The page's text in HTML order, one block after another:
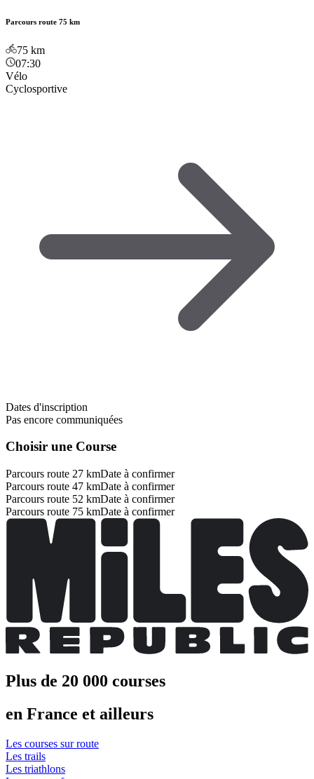
Parcours route 75 km
75 km
07:30
Vélo
Cyclosportive
Dates d'inscription
Pas encore communiquées
Choisir une Course
Parcours route 27 kmDate à confirmer
Parcours route 47 kmDate à confirmer
Parcours route 52 kmDate à confirmer
Parcours route 75 kmDate à confirmer
Plus de 20 000 courses
en France et ailleurs
Les courses sur route
Les trails
Les triathlons